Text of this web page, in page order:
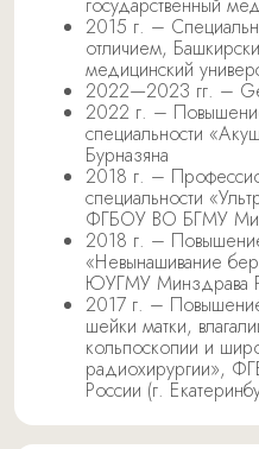
2015 г. –
отличием,
медицинский
2022—2023 гг. –
2022 г. –
специальности
Бурназяна
2018 г. –
специальности
ФГБОУ ВО БГМУ
2018 г. –
«Невынашивание
ЮУГМУ Минздрава
2017 г. –
шейки матки,
кольпоскопии и
радиохирургии»,
России (г.